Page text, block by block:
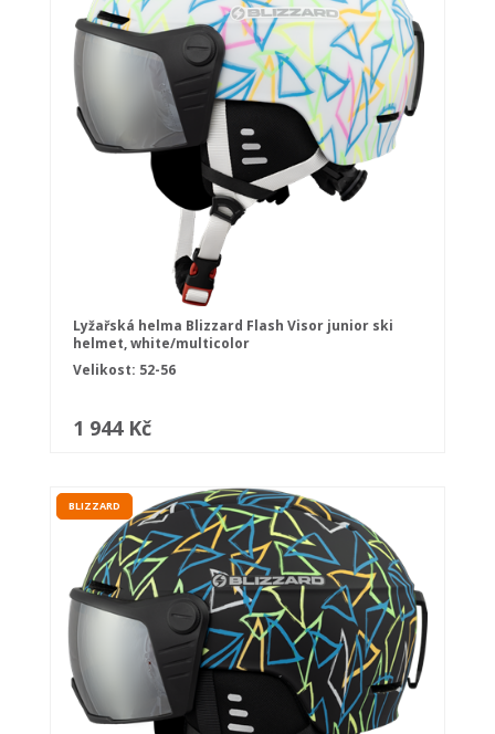
Lyžařská helma Blizzard Flash Visor junior ski
helmet, white/multicolor
Velikost: 52-56
1 944 Kč
BLIZZARD